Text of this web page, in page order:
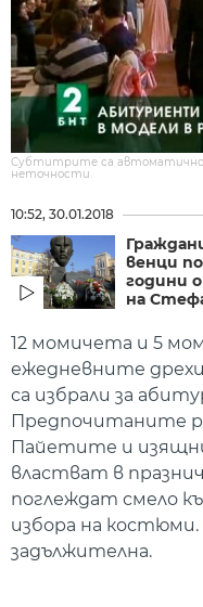
Субтитрите са автоматично
неточности.
10:52, 30.01.2018
венци
години
на
12 момичета и 5
ежедневните
са избрали за
Предпочитаните
Пайетите и
властват в
поглеждат смело
избора на
задължителна.